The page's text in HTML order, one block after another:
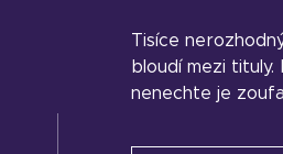
Tisíce
bloudí mezi
nenechte je